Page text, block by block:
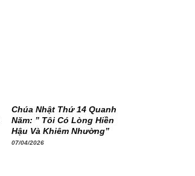
Chúa Nhật Thứ 14 Quanh
Năm: ” Tôi Có Lòng Hiền
Hậu Và Khiêm Nhường”
07/04/2026